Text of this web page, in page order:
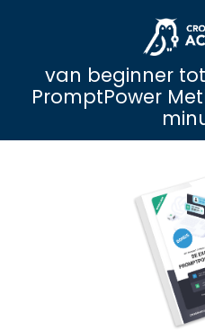
van beginner
PromptPower